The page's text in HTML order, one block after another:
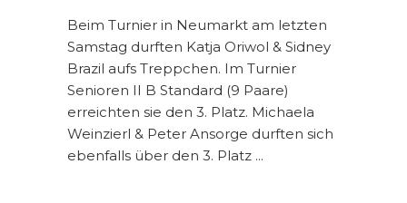
Beim Turnier in Neumarkt am letzten
Samstag durften Katja Oriwol & Sidney
Brazil aufs Treppchen. Im Turnier
Senioren II B Standard (9 Paare)
erreichten sie den 3. Platz. Michaela
Weinzierl & Peter Ansorge durften sich
ebenfalls über den 3. Platz